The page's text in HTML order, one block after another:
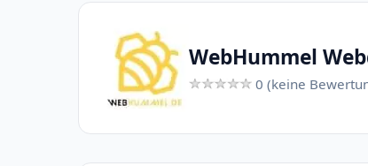
WebHummel
0 (keine